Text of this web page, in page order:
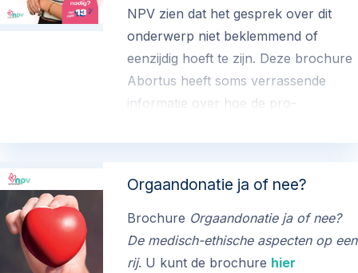
NPV zien dat het gesprek over dit
onderwerp niet beklemmend of
eenzijdig hoeft te zijn. Deze brochure
Abortus heeft soms verrassende
informatie over hoe de pro-
welke mythes er over abortus
getuigenis van een tienermoeder en
nog veel meer.
€ 0.00
(exclusief verzend- en administratiekosten)
Orgaandonatie ja of nee?
Brochure Orgaandonatie ja of nee?
De medisch-ethische aspecten op een
rij. U kunt de brochure hier